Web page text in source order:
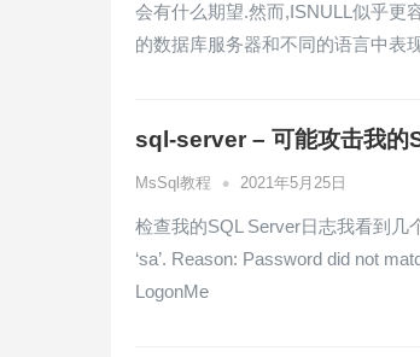
会有什么期望.然而,ISNULL似乎更
的数据库服务器和不同的语言中表
sql-server – 可能攻击我的
MsSql教程 • 2021年5月25日
检查我的SQL Server日志我看到几
‘sa’. Reason: Password did not
LogonMe